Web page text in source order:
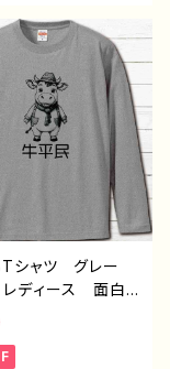
ー ほぼ 全機種対
ズ iPhone15/14/
AQUOS Xperi
Galaxy
アンドロイ
すめ 個性的 人
トレーター 絵
イター オリジ
ザイン グッズ タ
平民（ホワイト）
ミック G-6
Tシャツ グレー
ディース 面白T
わいい おしゃ
スト ブタ 動
かわ ゆるい ユ